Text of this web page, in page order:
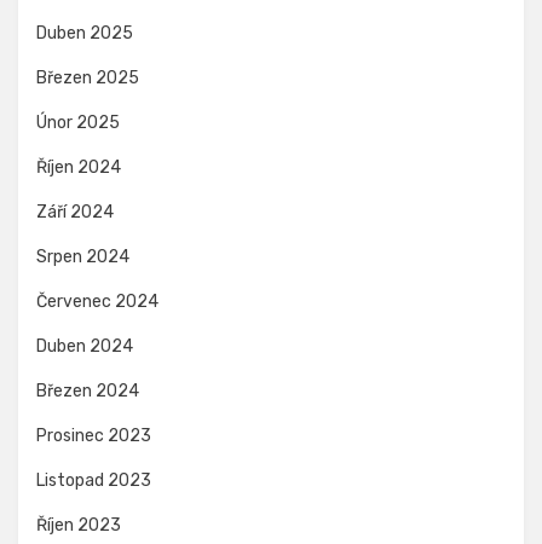
Duben 2025
Březen 2025
Únor 2025
Říjen 2024
Září 2024
Srpen 2024
Červenec 2024
Duben 2024
Březen 2024
Prosinec 2023
Listopad 2023
Říjen 2023